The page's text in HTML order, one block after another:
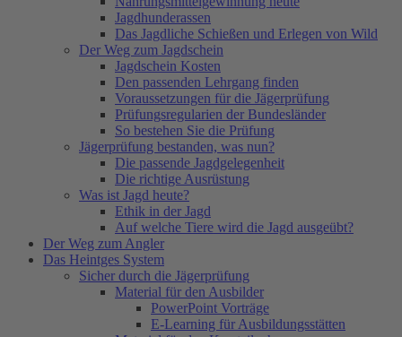
Jagdhunderassen
Das Jagdliche Schießen und Erlegen von Wild
Der Weg zum Jagdschein
Jagdschein Kosten
Den passenden Lehrgang finden
Voraussetzungen für die Jägerprüfung
Prüfungsregularien der Bundesländer
So bestehen Sie die Prüfung
Jägerprüfung bestanden, was nun?
Die passende Jagdgelegenheit
Die richtige Ausrüstung
Was ist Jagd heute?
Ethik in der Jagd
Auf welche Tiere wird die Jagd ausgeübt?
Der Weg zum Angler
Das Heintges System
Sicher durch die Jägerprüfung
Material für den Ausbilder
PowerPoint Vorträge
E-Learning für Ausbildungsstätten